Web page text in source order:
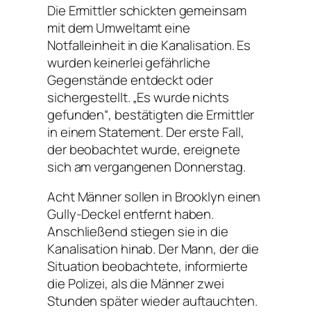
Die Ermittler schickten gemeinsam
mit dem Umweltamt eine
Notfalleinheit in die Kanalisation. Es
wurden keinerlei gefährliche
Gegenstände entdeckt oder
sichergestellt. „Es wurde nichts
gefunden“, bestätigten die Ermittler
in einem Statement. Der erste Fall,
der beobachtet wurde, ereignete
sich am vergangenen Donnerstag.
Acht Männer sollen in Brooklyn einen
Gully-Deckel entfernt haben.
Anschließend stiegen sie in die
Kanalisation hinab. Der Mann, der die
Situation beobachtete, informierte
die Polizei, als die Männer zwei
Stunden später wieder auftauchten.